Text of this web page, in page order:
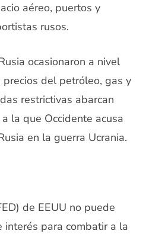
aéreo, puertos y
rusos.
ocasionaron a nivel
del petróleo, gas y
restrictivas abarcan
la que Occidente acusa
en la guerra Ucrania.
de EEUU no puede
interés para combatir a la